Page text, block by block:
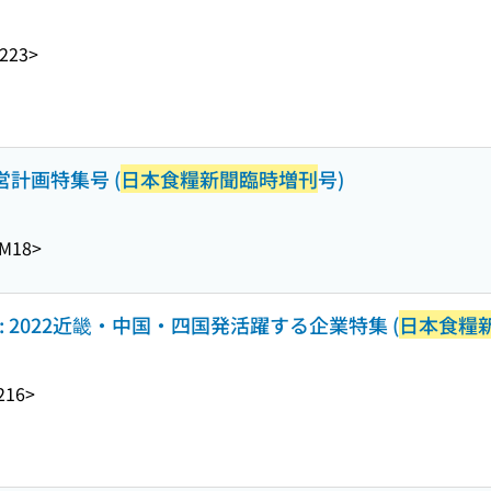
計画特集号 (日本食糧新聞臨時増刊号)
近畿・中国・四国発活躍する企業特集 (日本食糧